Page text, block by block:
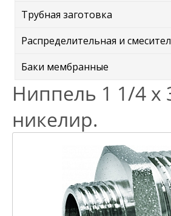
Трубная заготовка
Распределительная и
Баки мембранные
Ниппель 1 1/4 x
никелир.